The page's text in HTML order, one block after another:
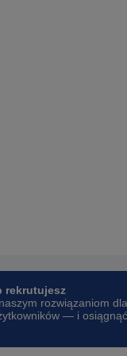
rekrutujesz
rozwiązaniom dla
— i osiągnąć